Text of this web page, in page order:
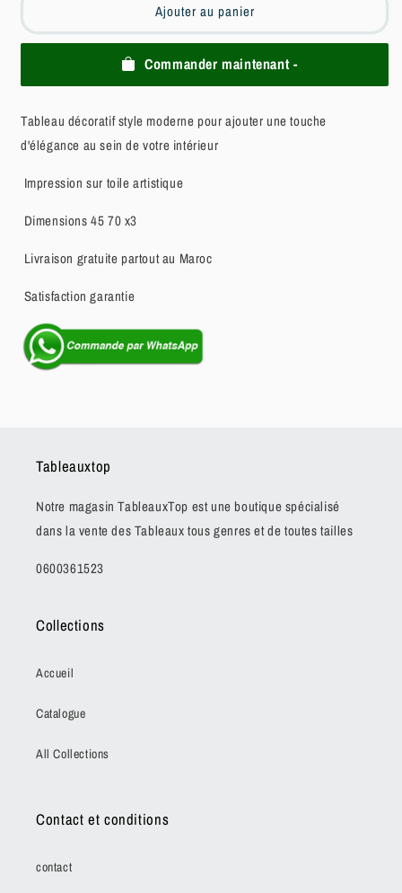
Ajouter au panier
Commander maintenant -
Tableau décoratif style moderne pour ajouter une touche
d'élégance au sein de votre intérieur
Impression sur toile artistique
Dimensions 45 70 x3
Livraison gratuite partout au Maroc
Satisfaction garantie
Tableauxtop
Notre magasin TableauxTop est une boutique spécialisé
dans la vente des Tableaux tous genres et de toutes tailles
0600361523
Collections
Accueil
Catalogue
All Collections
Contact et conditions
contact